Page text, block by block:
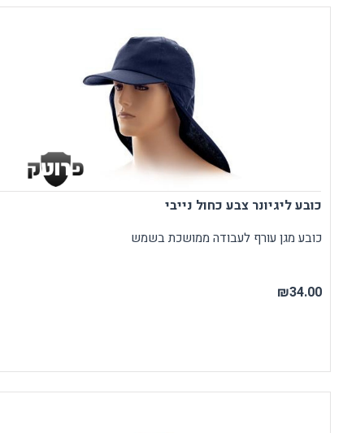
כובע ליגיונר צבע כחול נייבי
כובע מגן עורף לעבודה ממושכת בשמש
₪34.00